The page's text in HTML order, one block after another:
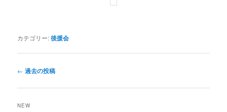
カテゴリー:後援会
投
ナ
ビ
← 過去の投稿
NEW